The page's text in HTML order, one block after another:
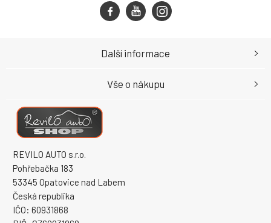
REVILO AUTO s.r.o.
Pohřebačka 183
53345 Opatovice nad Labem
Česká republika
IČO: 60931868
Další informace
Vše o nákupu